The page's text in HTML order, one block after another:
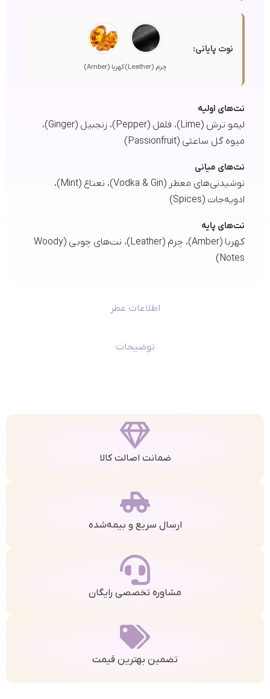
اطلاعات عطر
توضیحات
نوت پایانی:
چرم (Leather) کهربا (Amber)
نت‌های اولیه
لیمو ترش (Lime)، فلفل (Pepper)، زنجبیل (Ginger)،
میوه گل ساعتی (Passionfruit)
نت‌های میانی
نوشیدنی‌های معطر (Vodka & Gin)، نعناع (Mint)،
ادویه‌جات (Spices)
نت‌های پایه
کهربا (Amber)، چرم (Leather)، نت‌های چوبی (Woody
Notes)
ضمانت اصالت کالا
ارسال سریع و بیمه‌شده
مشاوره تخصصی رایگان
تضمین بهترین قیمت